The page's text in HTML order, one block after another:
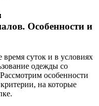
Особенности и
суток и в условиях
одежды со
особенности
на которые